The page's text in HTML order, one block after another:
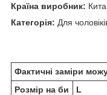
Країна виробник:
Категорія: Для
Фактичні заміри
Розмір на би
L